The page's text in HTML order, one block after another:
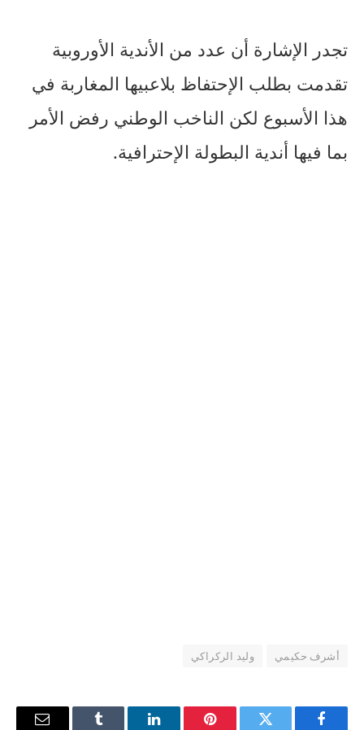
تجدر الإشارة أن عدد من الأندية الأوروبية
تقدمت بطلب الإحتفاظ بلاعبيها المغاربة في
هذا الأسبوع لكن الناخب الوطني رفض الأمر
بما فيها أندية البطولة الإحترافية.
أشرف حكيمي وليد الركراكي